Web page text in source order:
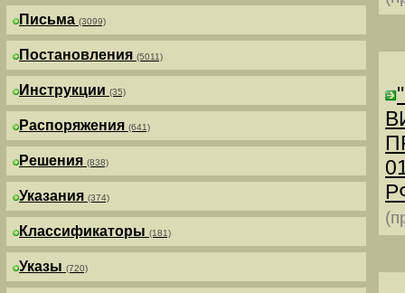
Письма (3099)
Постановления (5011)
Инструкции (35)
Распоряжения (641)
Решения (838)
Указания (374)
Классификаторы (181)
Указы (720)